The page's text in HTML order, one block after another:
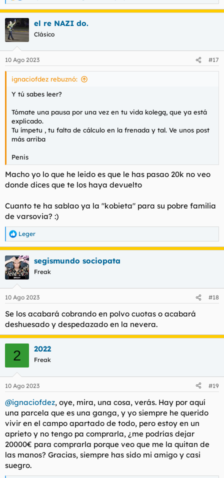
e
a
c
c
i
e
s
el re NAZI do.
Clásico
10 Ago 2023 #17
ignaciofdez rebuznó:
Y tú sabes leer?
Tómate una pausa por una vez en tu vida kolegą, que ya está
explicado.
Tu ímpetu , tu falta de cálculo en la frenada y tal. Ve unos post
más arriba
Penis
Macho yo lo que he leido es que le has pasao 20k no veo
donde dices que te los haya devuelto
Cuanto te ha sablao ya la "kobieta" para su pobre familia
de varsovia? :)
R
e
a
c
c
i
e
:
Leger
segismundo sociopata
Freak
10 Ago 2023 #18
Se los acabará cobrando en polvo cuotas o acabará
deshuesado y despedazado en la nevera.
2 2022
Freak
10 Ago 2023 #19
@ignaciofdez, oye, mira, una cosa, verás. Hay por aquí
una parcela que es una ganga, y yo siempre he querido
vivir en el campo apartado de todo, pero estoy en un
aprieto y no tengo pa comprarla, ¿me podrías dejar
20000€ para comprarla porque veo que me la quitan de
las manos? Gracias, siempre has sido mi amigo y casi
suegro.